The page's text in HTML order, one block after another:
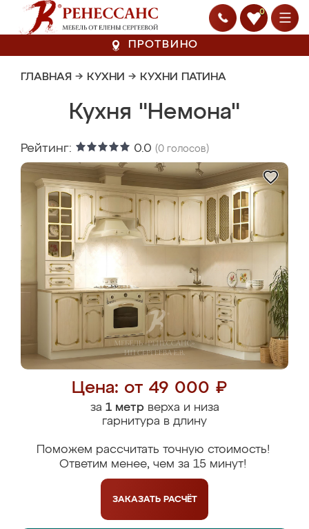
0
ПРОТВИНО
ГЛАВНАЯ → КУХНИ → КУХНИ ПАТИНА
Кухня "Немона"
Рейтинг: 0.0 (0 голосов)
Цена: от 49 000 ₽
за 1 метрверха и низа
гарнитура в длину
Поможем рассчитать точную стоимость!
Ответим менее, чем за 15 минут!
ЗАКАЗАТЬ РАСЧЁТ